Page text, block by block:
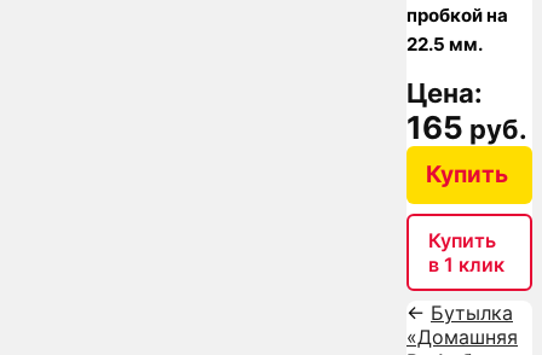
пробкой на
22.5 мм.
Цена:
165 руб.
Купить
Купить
в 1 клик
← Бутылка
«Домашняя